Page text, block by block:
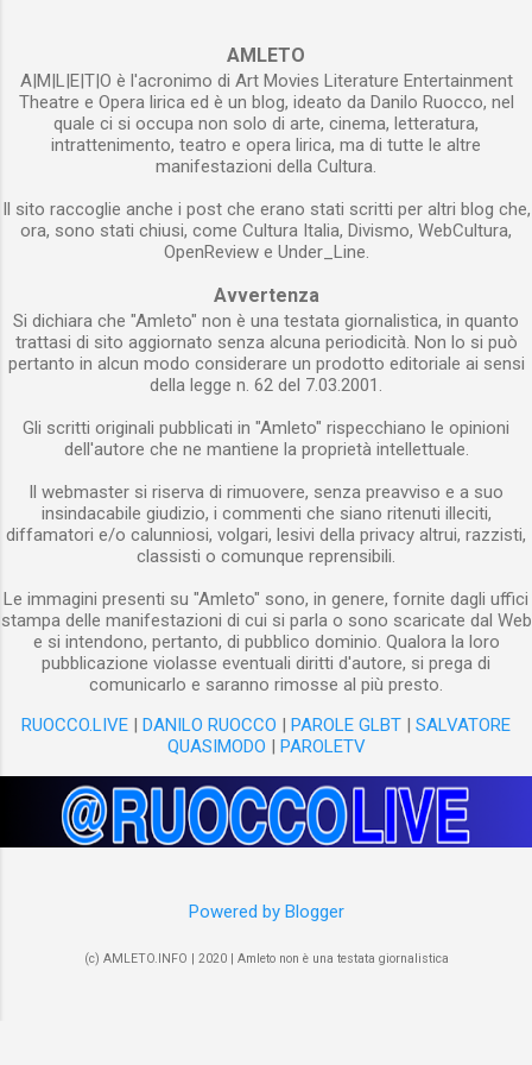
dare corpo alle emozioni . ...
Voce del padrone con il quale un gruppo
consistente di scienziati di varie discipline ha
tentato di decifrare una lettera proveniente da
una progreditissima civiltà galattica. Il segnale
alieno è stato captato per puro caso e, ancora
conteneva in sé un messaggio. L’io narrante
dichiara fin dall’inizio che i tentativi di
racconto altro non è che la spiegazione del
perché si è deciso di rinunciare all’impresa di...
AMLETO
A|M|L|E|T|O è l'acronimo di Art Movies Literature Entertainment
Theatre e Opera lirica ed è un blog, ideato da Danilo Ruocco, nel
quale ci si occupa non solo di arte, cinema, letteratura,
intrattenimento, teatro e opera lirica, ma di tutte le altre
manifestazioni della Cultura.
Il sito raccoglie anche i post che erano stati scritti per altri blog che,
ora, sono stati chiusi, come Cultura Italia, Divismo, WebCultura,
OpenReview e Under_Line.
Avvertenza
Si dichiara che "Amleto" non è una testata giornalistica, in quanto
trattasi di sito aggiornato senza alcuna periodicità. Non lo si può
pertanto in alcun modo considerare un prodotto editoriale ai sensi
della legge n. 62 del 7.03.2001.
Gli scritti originali pubblicati in "Amleto" rispecchiano le opinioni
dell'autore che ne mantiene la proprietà intellettuale.
Il webmaster si riserva di rimuovere, senza preavviso e a suo
insindacabile giudizio, i commenti che siano ritenuti illeciti,
diffamatori e/o calunniosi, volgari, lesivi della privacy altrui, razzisti,
classisti o comunque reprensibili.
Le immagini presenti su "Amleto" sono, in genere, fornite dagli uffici
stampa delle manifestazioni di cui si parla o sono scaricate dal Web
e si intendono, pertanto, di pubblico dominio. Qualora la loro
pubblicazione violasse eventuali diritti d'autore, si prega di
comunicarlo e saranno rimosse al più presto.
RUOCCO.LIVE | DANILO RUOCCO | PAROLE GLBT | SALVATORE
QUASIMODO | PAROLETV
Powered by Blogger
(c) AMLETO.INFO | 2020 | Amleto non è una testata giornalistica